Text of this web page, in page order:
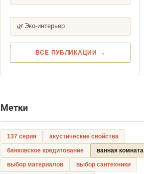
🌿 Эко-интерьер
ВСЕ ПУБЛИКАЦИИ →
Метки
137 серия
акустические свойства
банковское кредитование
ванная комната
выбор материалов
выбор сантехники